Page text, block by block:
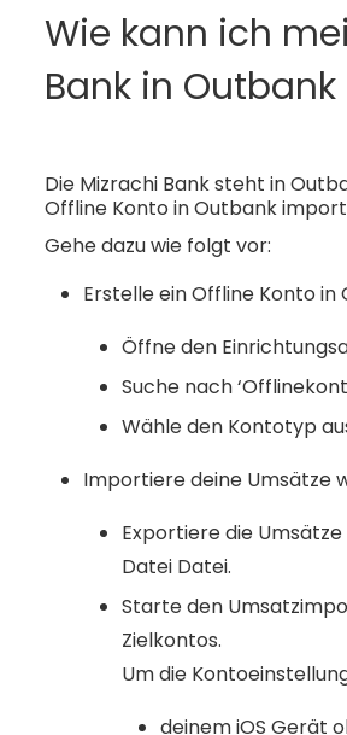
Wie kann ich
Bank in
Die Mizrachi Bank steht in
Offline Konto in Outbank
Gehe dazu wie folgt vor:
Erstelle ein Offline Konto in
Öffne den
Suche nach
Wähle den Kontotyp
Importiere deine Umsätze
Exportiere die
Datei Datei.
Starte den
Zielkontos.
Um die
deinem iOS Gerät